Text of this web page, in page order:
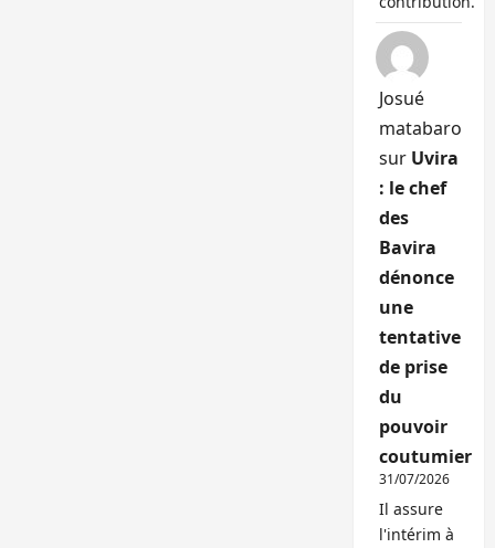
Josué
matabaro
sur Uvira
: le chef
des
Bavira
dénonce
une
tentative
de prise
du
pouvoir
coutumier
31/07/2026
Il assure
l'intérim à